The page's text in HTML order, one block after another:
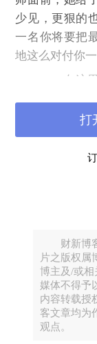
少见，更狠的
一名你将要把
地这么对付你
——在这里，
能否上学担负
家法律应保障
“老家”，一
居之地，故里
的地方。我爱
除非在这个
有出生者注定
否则，请问
义务教育不
打
财新博客
片之版权属
博主及/或相
媒体不得予
内容转载授
客文章均为
观点。